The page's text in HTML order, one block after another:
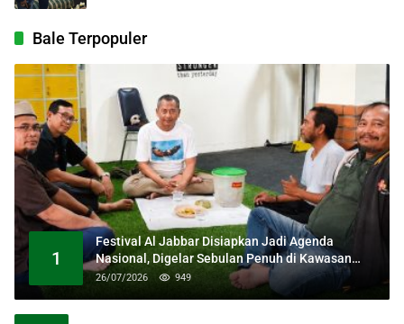
Bale Terpopuler
1
Festival Al Jabbar Disiapkan Jadi Agenda
Nasional, Digelar Sebulan Penuh di Kawasan
Masjid Raya Al Jabbar
26/07/2026 949